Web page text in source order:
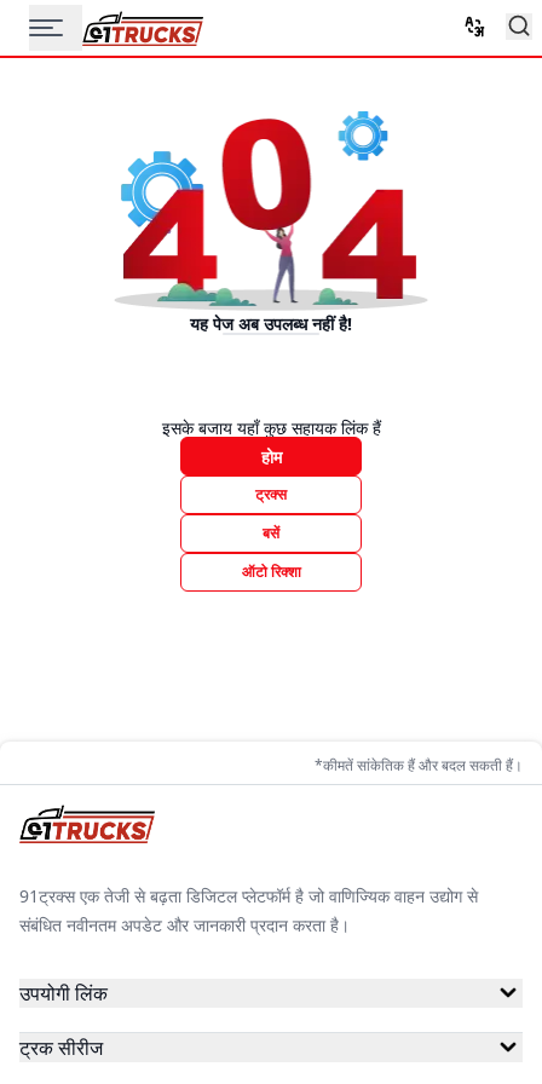
यह पेज अब उपलब्ध नहीं है!
इसके बजाय यहाँ कुछ सहायक लिंक हैं
होम
ट्रक्स
बसें
ऑटो रिक्शा
*कीमतें सांकेतिक हैं और बदल सकती हैं।
91ट्रक्स एक तेजी से बढ़ता डिजिटल प्लेटफॉर्म है जो वाणिज्यिक वाहन उद्योग से
संबंधित नवीनतम अपडेट और जानकारी प्रदान करता है।
उपयोगी लिंक
ट्रक सीरीज